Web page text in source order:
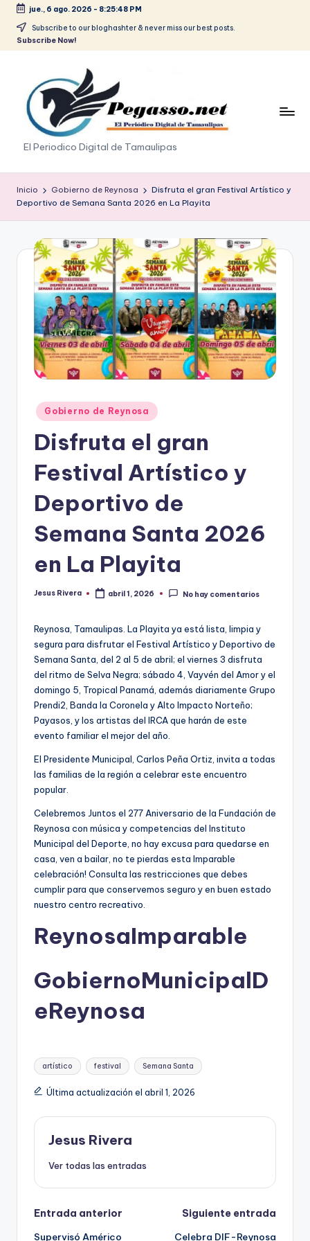
Saltar
jue., 6 ago. 2026 - 8:25:49 PM
Subscribe to our bloghashter & never miss our best posts.
Subscribe Now!
p
e
g
a
o
p
El Periodico Digital de Tamaulipas
Inicio Gobierno de Reynosa
Disfruta el gran Festival Artístico y
Deportivo de Semana Santa 2026 en La Playita
Publicado
en
Gobierno de Reynosa
Disfruta el gran
Festival Artístico y
Deportivo de
Semana Santa 2026
en La Playita
Publicado
Jesus Rivera abril 1, 2026 No hay comentarios
Reynosa, Tamaulipas. La Playita ya está lista, limpia y
segura para disfrutar el Festival Artístico y Deportivo de
Semana Santa, del 2 al 5 de abril; el viernes 3 disfruta
del ritmo de Selva Negra; sábado 4, Vayvén del Amor y el
domingo 5, Tropical Panamá, además diariamente Grupo
Prendi2, Banda la Coronela y Alto Impacto Norteño;
Payasos, y los artistas del IRCA que harán de este
evento familiar el mejor del año.
El Presidente Municipal, Carlos Peña Ortiz, invita a todas
las familias de la región a celebrar este encuentro
popular.
Celebremos Juntos el 277 Aniversario de la Fundación de
Reynosa con música y competencias del Instituto
Municipal del Deporte, no hay excusa para quedarse en
casa, ven a bailar, no te pierdas esta Imparable
celebración! Consulta las restricciones que debes
cumplir para que conservemos seguro y en buen estado
nuestro centro recreativo.
ReynosaImparable
GobiernoMunicipalD
eReynosa
Etiquetas:
artístico festival Semana Santa
Última actualización el abril 1, 2026
Jesus Rivera
Ver todas las entradas
Navegación
Entrada anterior
Supervisó Américo
Siguiente entrada
Celebra DIF-Reynosa